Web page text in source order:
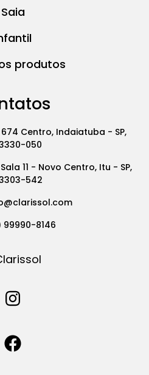
Saia
produtos
Centro, Indaiatuba - SP,
050
11 - Novo Centro, Itu - SP,
542
99990-8146